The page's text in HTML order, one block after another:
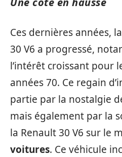
Ces dernières années,
30 V6 a progressé,
l’intérêt croissant pour
années 70. Ce regain
partie par la nostalgie
mais également par la
la Renault 30 V6 sur le
voitures. Ce véhicule